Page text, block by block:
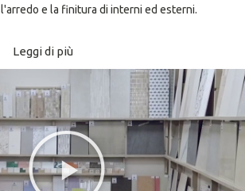
l'arredo e la finitura di interni ed esterni.
Leggi di più